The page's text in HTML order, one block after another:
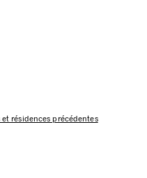
résidences précédentes